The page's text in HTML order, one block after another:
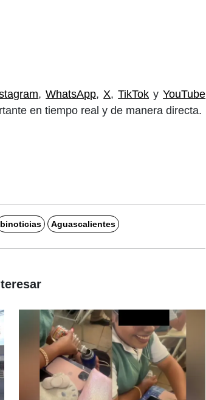
,WhatsApp,X,TikTok yYouTube
en tiempo real y de manera directa.
binoticias Aguascalientes